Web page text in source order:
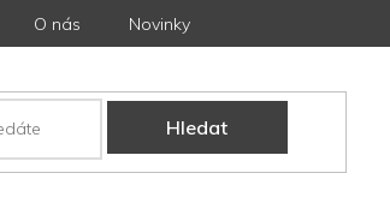
O nás Novinky
Hledat